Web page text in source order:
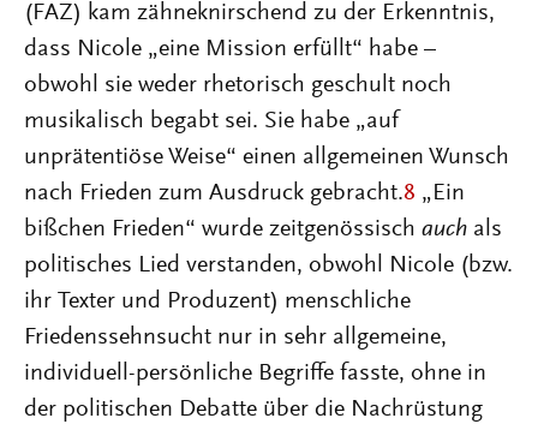
(FAZ) kam zähneknirschend zu der Erkenntnis,
dass Nicole „eine Mission erfüllt“ habe –
obwohl sie weder rhetorisch geschult noch
musikalisch begabt sei. Sie habe „auf
unprätentiöse Weise“ einen allgemeinen Wunsch
nach Frieden zum Ausdruck gebracht.8 „Ein
bißchen Frieden“ wurde zeitgenössisch auch als
politisches Lied verstanden, obwohl Nicole (bzw.
ihr Texter und Produzent) menschliche
Friedenssehnsucht nur in sehr allgemeine,
individuell-persönliche Begriffe fasste, ohne in
der politischen Debatte über die Nachrüstung